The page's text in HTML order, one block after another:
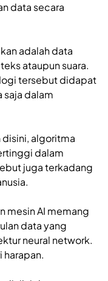
data secara
adalah data
ataupun suara.
tersebut didapat
saja dalam
algoritma
dalam
juga terkadang
mesin AI memang
data yang
neural network.